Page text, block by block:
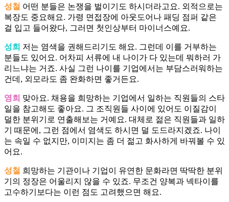
성철 어떤 분들은 논쟁을 벌이기도 하시더라고요. 외적으로는
복장도 중요해요. 가령 면접장에 아웃도어나 패딩 점퍼 같은
걸 입고 들어왔다, 그러면 첫인상부터 마이너스예요.
성희 저는 염색을 권해드리기도 해요. 그런데 이를 거부하는
분들도 있어요. 어차피 서류에 내 나이가 다 있는데 뭐하러 가
리느냐는 거죠. 사실 그런 나이를 기업에서는 부담스러워하는
건데, 외모라도 좀 완화하면 좋거든요.
영희 맞아요. 채용을 희망하는 기업에서 일하는 직원들의 스타
일을 참고해도 좋아요. 그 조직원들 사이에 있어도 이질감이
덜한 분위기로 연출해보는 거예요. 대체로 젊은 직원들과 일하
기 때문에, 그런 점에서 염색도 하시면 덜 도드라지겠죠. 나이
는 속일 수 없지만, 이미지는 좀 더 젊고 화사하게 바꿔볼 수 있
어요.
성철 희망하는 기관이나 기업이 유연한 문화라면 딱딱한 분위
기의 정장은 어울리지 않을 수 있죠. 무조건 양복과 넥타이를
고수하기보다는 이런 점도 고려했으면 해요.